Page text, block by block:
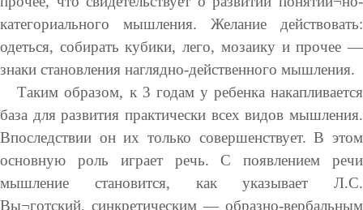
категориального мышления. Желание действовать:
одеться, собирать кубики, лего, мозаику и прочее —
знаки становления наглядно-действенного мышления.
Таким образом, к 3 годам у ребенка накапливается
база для развития практически всех видов мышления.
Впоследствии он их только совершенствует. В этом
основную роль играет речь. С появлением речи
мышление становится, как указывает Л.С.
Вы¬готский, синкретическим — образно-вербальным